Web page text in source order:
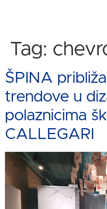
Tag:
ŠPINA
trendove u
polaznicima
CALLEGARI